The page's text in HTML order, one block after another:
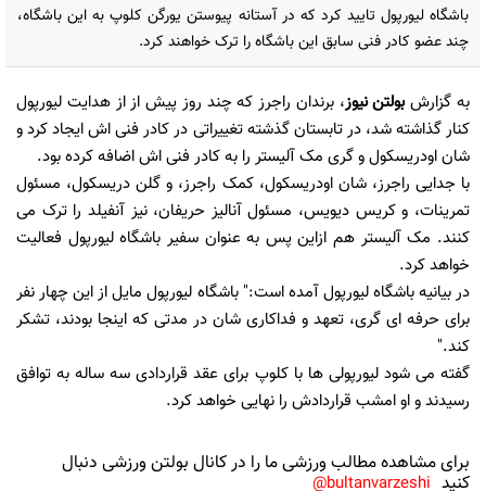
باشگاه لیورپول تایید کرد که در آستانه پیوستن یورگن کلوپ به این باشگاه،
چند عضو کادر فنی سابق این ‏باشگاه را ترک خواهند کرد.‏
به گزارشبولتن نیوز، برندان راجرز که چند روز پیش از از هدایت لیورپول
کنار گذاشته شد، در ‏تابستان گذشته تغییراتی در کادر فنی اش ایجاد کرد و
شان اودریسکول و گری مک آلیستر را به کادر فنی ‏اش اضافه کرده بود.‏‎
با جدایی راجرز، شان اودریسکول، کمک راجرز، و گلن دریسکول، مسئول
تمرینات، و کریس دیویس، ‏مسئول آنالیز حریفان، نیز آنفیلد را ترک می
کنند. مک آلیستر هم ازاین پس به عنوان سفیر باشگاه ‏لیورپول فعالیت
خواهد کرد.‏
در بیانیه باشگاه لیورپول آمده است:"‏‎ ‎باشگاه لیورپول مایل از این چهار نفر
برای حرفه ای گری، تعهد و ‏فداکاری شان در مدتی که اینجا بودند، تشکر
کند."‏
گفته می شود لیورپولی ها با کلوپ برای عقد قراردادی سه ساله به توافق
رسیدند و او امشب قراردادش را ‏نهایی خواهد کرد.‏
برای مشاهده مطالب ورزشی ما را در کانال بولتن ورزشی دنبال
کنید bultanvarzeshi@